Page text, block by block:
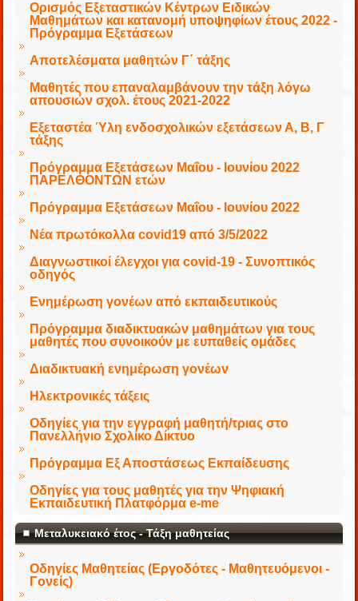
Ορισμός Εξεταστικών Κέντρων Ειδικών
Μαθημάτων και κατανομή υποψηφίων έτους 2022 -
Πρόγραμμα Εξετάσεων
Αποτελέσματα μαθητών Γ΄ τάξης
Μαθητές που επαναλαμβάνουν την τάξη λόγω
απουσιών σχολ. έτους 2021-2022
Εξεταστέα Ύλη ενδοσχολικών εξετάσεων Α, Β, Γ
τάξης
Πρόγραμμα Εξετάσεων Μαΐου - Ιουνίου 2022
ΠΑΡΕΛΘΟΝΤΩΝ ετών
Πρόγραμμα Εξετάσεων Μαΐου - Ιουνίου 2022
Νέα πρωτόκολλα covid19 από 3/5/2022
Διαγνωστικοί έλεγχοι για covid-19 - Συνοπτικός
οδηγός
Ενημέρωση γονέων από εκπαιδευτικούς
Πρόγραμμα διαδικτυακών μαθημάτων για τους
μαθητές που συνοικούν με ευπαθείς ομάδες
Διαδικτυακή ενημέρωση γονέων
Ηλεκτρονικές τάξεις
Οδηγίες για την εγγραφή μαθητή/τριας στο
Πανελλήνιο Σχολίκο Δίκτυο
Πρόγραμμα Εξ Αποστάσεως Εκπαίδευσης
Οδηγίες για τους μαθητές για την Ψηφιακή
Εκπαιδευτική Πλατφόρμα e-me
Μεταλυκειακό έτος - Τάξη μαθητείας
Οδηγίες Μαθητείας (Εργοδότες - Μαθητευόμενοι -
Γονείς)